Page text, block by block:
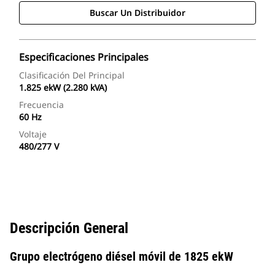
Buscar Un Distribuidor
Especificaciones Principales
Clasificación Del Principal
1.825 ekW (2.280 kVA)
Frecuencia
60 Hz
Voltaje
480/277 V
Descripción General
Grupo electrógeno diésel móvil de 1825 ekW